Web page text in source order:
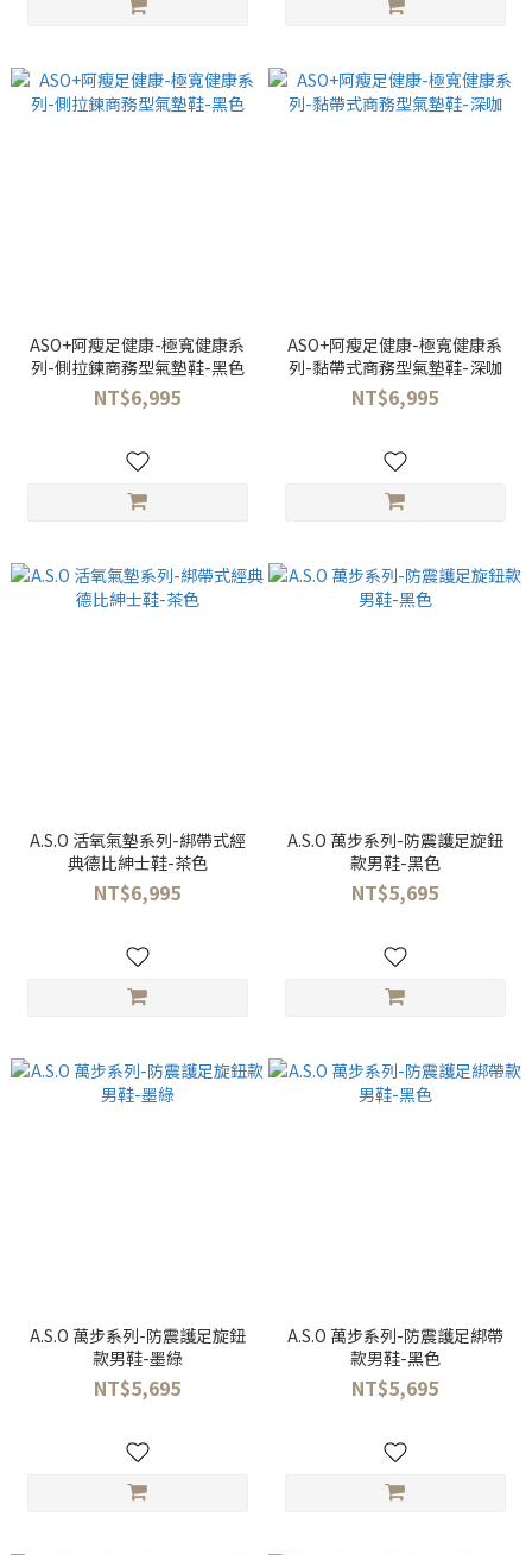
ASO+阿瘦足健康-極寬健康系
列-側拉鍊商務型氣墊鞋-黑色
NT$6,995
ASO+阿瘦足健康-極寬健康系
列-黏帶式商務型氣墊鞋-深咖
NT$6,995
A.S.O 活氧氣墊系列-綁帶式經
典德比紳士鞋-茶色
NT$6,995
A.S.O 萬步系列-防震護足旋鈕
款男鞋-黑色
NT$5,695
A.S.O 萬步系列-防震護足旋鈕
款男鞋-墨綠
NT$5,695
A.S.O 萬步系列-防震護足綁帶
款男鞋-黑色
NT$5,695